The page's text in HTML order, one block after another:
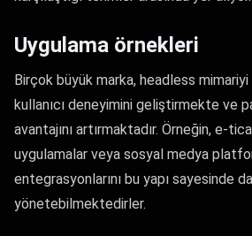
Uygulama örnekleri
Birçok büyük marka, headless
kullanıcı deneyimini geliştirmekte ve
avantajını artırmaktadır. Örneğin, e-
uygulamalar veya sosyal medya
entegrasyonlarını bu yapı sayesinde
yönetebilmektedirler.